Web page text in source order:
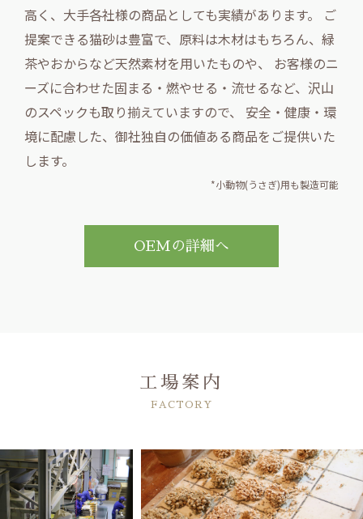
高く、大手各社様の商品としても実績があります。
ご
提案できる猫砂は豊富で、原料は木材はもちろん、緑
茶やおからなど天然素材を用いたものや、
お客様のニ
ーズに合わせた固まる・燃やせる・流せるなど、沢山
のスペックも取り揃えていますので、
安全・健康・環
境に配慮した、御社独自の価値ある商品をご提供いた
します。
*小動物(うさぎ)用も製造可能
OEMの詳細へ
工場案内
FACTORY